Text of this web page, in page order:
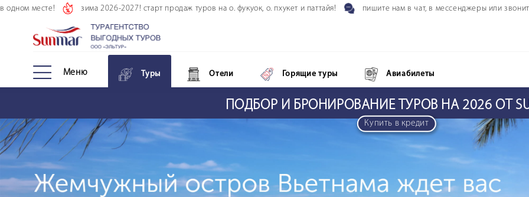
зима 2026-2027! старт продаж туров на о. фукуок, о. пхукет и паттайя! пишите нам в чат, в мессенджеры или звоните!
Меню
Онлайн оплата
Морские круизы
Информация по авиаперелету
Страны и отели
Личный кабинет туриста
Туры Отели Горящие туры Авиабилеты
Купить в кредит
ПОДБОР И БРОНИРОВАНИЕ ТУРОВ НА 2026 ОТ